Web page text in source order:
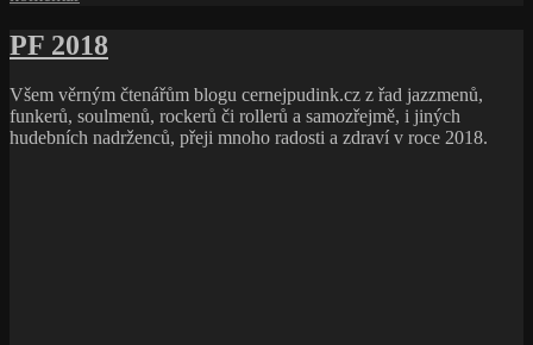
s
názvem
2019
PF 2018
Všem věrným čtenářům blogu cernejpudink.cz z řad jazzmenů,
funkerů, soulmenů, rockerů či rollerů a samozřejmě, i jiných
hudebních nadrženců, přeji mnoho radosti a zdraví v roce 2018.